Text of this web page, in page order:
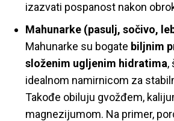
izazvati pospanost nakon
Mahunarke (pasulj, sočivo,
Mahunarke su bogate biljnim
složenim ugljenim hidratima,
idealnom namirnicom za
Takođe obiluju gvožđem,
magnezijumom. Na primer,